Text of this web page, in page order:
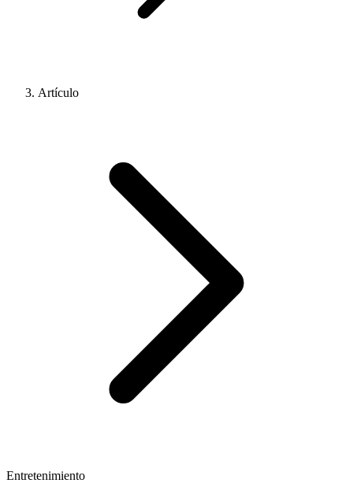
Artículo
Entretenimiento